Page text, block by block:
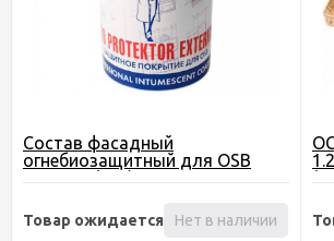
Состав фасадный
огнебиозащитный для OSB
SOPPKA (5 кг)
Товар ожидается Нет в наличии